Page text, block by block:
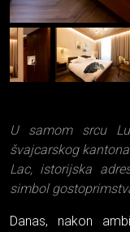
U samom srcu
švajcarskog
Lac, istorijska
simbol
Danas, nakon